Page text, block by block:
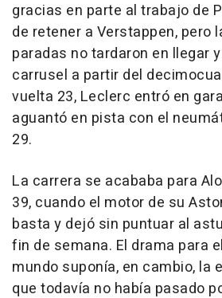
gracias en parte al trabajo de
de retener a Verstappen, pero
paradas no tardaron en llegar
carrusel a partir del
vuelta 23, Leclerc entró en
aguantó en pista con el
29.
La carrera se acababa para
39, cuando el motor de su
basta y dejó sin puntuar al
fin de semana. El drama para
mundo suponía, en cambio, la
que todavía no había pasado